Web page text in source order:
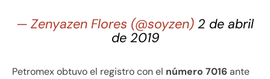
— Zenyazen Flores (@soyzen) 2 de abril
de 2019
Petromex obtuvo el registro con el número 7016ante